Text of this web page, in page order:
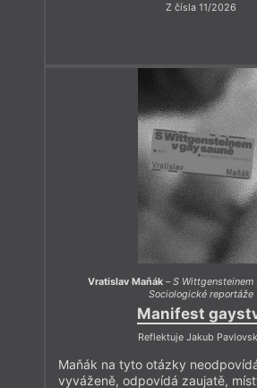
Z čísla 11/2026
Vratislav Maňák –S Wittgensteinem
Sociologické reportáže
Manifest
Reflektuje Jakub
Maňák na tyto otázky
vyváženě, odpovídá zaujatě,